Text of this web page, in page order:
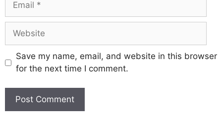
Save my name, email, and website in this browser
for the next time I comment.